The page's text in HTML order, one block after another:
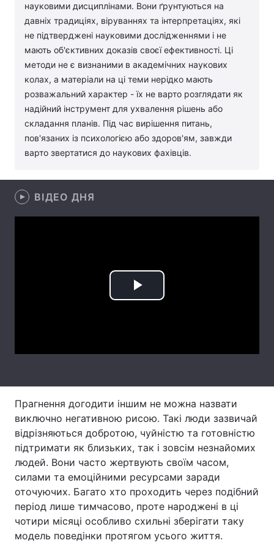
Лонгріди
Відео з Youtube Статті
Думки
Архів Вакансії
Контакти
Послуги
науковими дисциплінами. Вони ґрунтуються на
давніх традиціях, віруваннях та інтерпретаціях, які
не підтверджені науковими дослідженнями і не
мають об'єктивних доказів своєї ефективності. Ці
методи не є визнаними в академічних наукових
колах, а матеріали на ці теми нерідко мають
розважальний характер - їх не варто розглядати як
надійний інструмент для ухвалення рішень або
складання планів. Під час вирішення питань,
пов'язаних із психологією або здоров'ям, завжди
варто звертатися до наукових фахівців.
ВІДЕО ДНЯ
Play
Прагнення догодити іншим не можна назвати
виключно негативною рисою. Такі люди зазвичай
відрізняються добротою, чуйністю та готовністю
підтримати як близьких, так і зовсім незнайомих
людей. Вони часто жертвують своїм часом,
силами та емоційними ресурсами заради
оточуючих. Багато хто проходить через подібний
період лише тимчасово, проте народжені в ці
чотири місяці особливо схильні зберігати таку
модель поведінки протягом усього життя.